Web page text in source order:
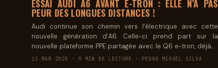
ESSAI AUDI A6 AVANT E-TRON : ELLE N’A PAS
PEUR DES LONGUES DISTANCES !
Audi continue son chemin vers l’électrique avec cette
nouvelle génération d’A6. Celle-ci prend part sur la
nouvelle plateforme PPE partagée avec le Q6 e-tron, déjà…
13 MAR 2025 · 9 MIN DE LECTURE · PEDRO MIGUEL SILVA